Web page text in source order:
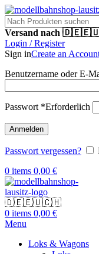
Versand nach
Login / Register
Sign inCreate an
Benutzername oder E-
Passwort *Erforderlich
Anmelden
Passwort vergessen?
0 items 0,00 €
🇩🇪🇪🇺🇨🇭
0 items 0,00 €
Menu
Loks & Wagons